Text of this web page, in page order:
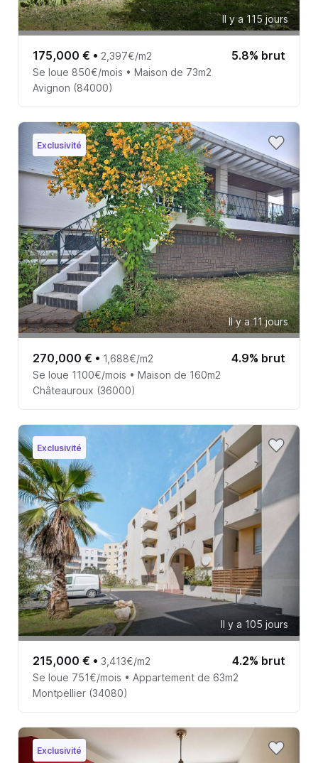
Il y a 115 jours
175,000 € • 2,397€/m2 5.8% brut
Se loue 850€/mois • Maison de 73m2
Avignon (84000)
Exclusivité
Il y a 11 jours
270,000 € • 1,688€/m2 4.9% brut
Se loue 1100€/mois • Maison de 160m2
Châteauroux (36000)
Exclusivité
Il y a 105 jours
215,000 € • 3,413€/m2 4.2% brut
Se loue 751€/mois • Appartement de 63m2
Montpellier (34080)
Exclusivité